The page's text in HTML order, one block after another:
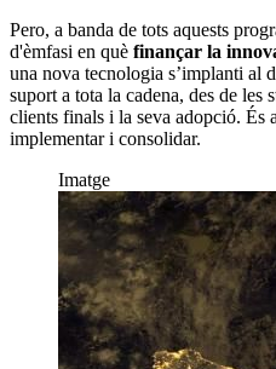
Pero, a banda de tots aquests
d'èmfasi en què finançar la
una nova tecnologia s’implanti al
suport a tota la cadena, des de les
clients finals i la seva adopció. És
implementar i consolidar.
Imatge